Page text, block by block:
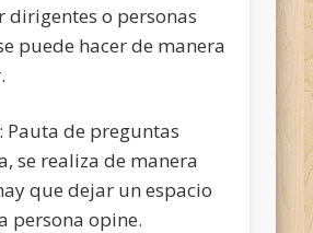
dirigentes o personas
puede hacer de manera
Pauta de preguntas
se realiza de manera
que dejar un espacio
persona opine.